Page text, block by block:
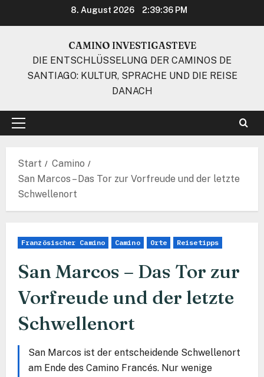
8. August 2026 2:39:37 PM
CAMINO INVESTIGASTEVE
DIE ENTSCHLÜSSELUNG DER CAMINOS DE
SANTIAGO: KULTUR, SPRACHE UND DIE REISE
DANACH
Primäres
Start
Camino
San Marcos – Das Tor zur Vorfreude und der letzte
Schwellenort
Französischer Camino Camino Orte Reisetipps
San Marcos – Das Tor zur
Vorfreude und der letzte
Schwellenort
San Marcos ist der entscheidende Schwellenort
am Ende des Camino Francés. Nur wenige